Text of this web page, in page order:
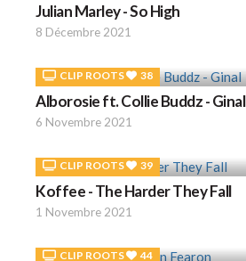
Julian Marley - So High
8 Décembre 2021
CLIP ROOTS 38
Alborosie ft. Collie Buddz - Ginal
6 Novembre 2021
CLIP ROOTS 39
Koffee - The Harder They Fall
1 Novembre 2021
CLIP ROOTS 44